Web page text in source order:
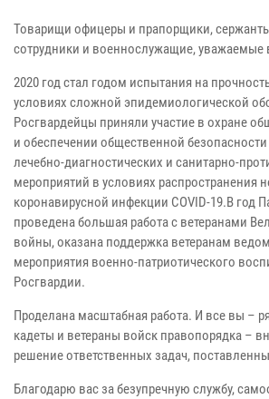
Товарищи офицеры и прапорщики,
сотрудники и военнослужащие, уважаемые
2020 год стал годом испытания на
условиях сложной эпидемиологической
Росгвардейцы приняли участие в охране
и обеспечении общественной
лечебно-диагностических и санитарно-
мероприятий в условиях распространения
коронавирусной инфекции COVID-19.В год
проведена большая работа с ветеранами
войны, оказана поддержка ветеранам
мероприятия военно-патриотического
Росгвардии.
Проделана масштабная работа. И все вы –
кадеты и ветераны войск правопорядка –
решение ответственных задач,
Благодарю вас за безупречную службу,